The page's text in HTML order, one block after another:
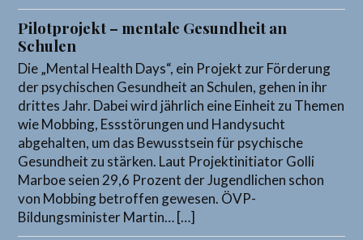
Pilotprojekt – mentale Gesundheit an
Schulen
Die „Mental Health Days“, ein Projekt zur Förderung
der psychischen Gesundheit an Schulen, gehen in ihr
drittes Jahr. Dabei wird jährlich eine Einheit zu Themen
wie Mobbing, Essstörungen und Handysucht
abgehalten, um das Bewusstsein für psychische
Gesundheit zu stärken. Laut Projektinitiator Golli
Marboe seien 29,6 Prozent der Jugendlichen schon
von Mobbing betroffen gewesen. ÖVP-
Bildungsminister Martin… […]